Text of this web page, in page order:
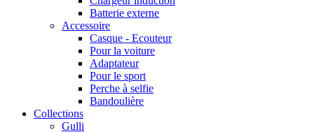
Batterie externe
Accessoire
Casque - Ecouteur
Pour la voiture
Adaptateur
Pour le sport
Perche à selfie
Bandoulière
Collections
Gulli